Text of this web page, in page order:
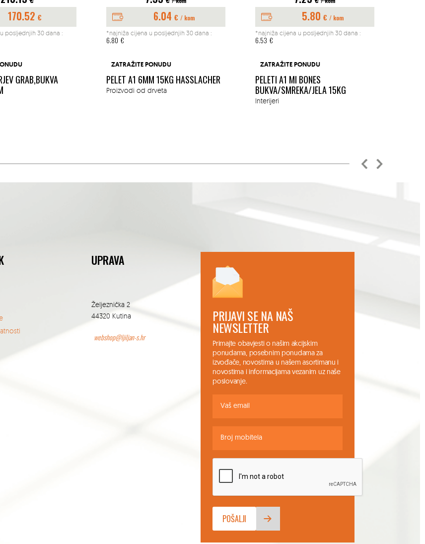
170.52 €
posljednjih 30 dana :
GRAB,BUKVA
6.04 € / kom
*najniža cijena u posljednjih 30 dana :
6.80 €
ZATRAŽITE PONUDU
PELET A1 6MM 15KG HASSLACHER
Proizvodi od drveta
5.80 € / kom
*najniža cijena u posljednjih 30 dana :
6.53 €
ZATRAŽITE PONUDU
PELETI A1 MI BONES
BUKVA/SMREKA/JELA 15KG
Interijeri
UPRAVA
Željeznička 2
44320 Kutina
webshop@ljiljan-s.hr
PRIJAVI SE NA NAŠ
NEWSLETTER
Primajte obavjesti o našim akcijskim
ponudama, posebnim ponudama za
izvođače, novostima u našem asortimanu i
novostima i informacijama vezanim uz naše
poslovanje.